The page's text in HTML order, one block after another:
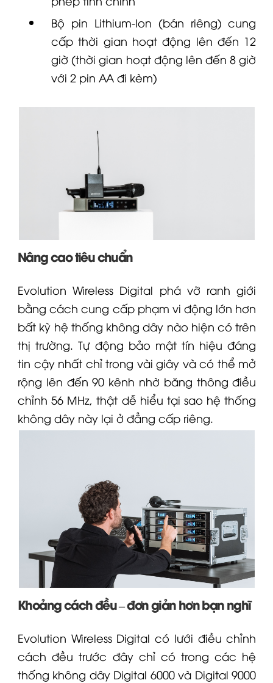
Bộ pin Lithium-Ion (bán riêng) cung
cấp thời gian hoạt động lên đến 12
giờ (thời gian hoạt động lên đến 8 giờ
với 2 pin AA đi kèm)
Nâng cao tiêu chuẩn
Evolution Wireless Digital phá vỡ ranh giới
bằng cách cung cấp phạm vi động lớn hơn
bất kỳ hệ thống không dây nào hiện có trên
thị trường. Tự động bảo mật tín hiệu đáng
tin cậy nhất chỉ trong vài giây và có thể mở
rộng lên đến 90 kênh nhờ băng thông điều
chỉnh 56 MHz, thật dễ hiểu tại sao hệ thống
không dây này lại ở đẳng cấp riêng.
Khoảng cách đều – đơn giản hơn bạn nghĩ
Evolution Wireless Digital có lưới điều chỉnh
cách đều trước đây chỉ có trong các hệ
thống không dây Digital 6000và Digital 9000